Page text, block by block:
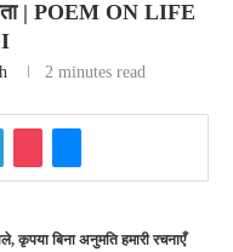
| POEM ON LIFE
2 minutes read
बिना अनुमति हमारी रचनाएँ